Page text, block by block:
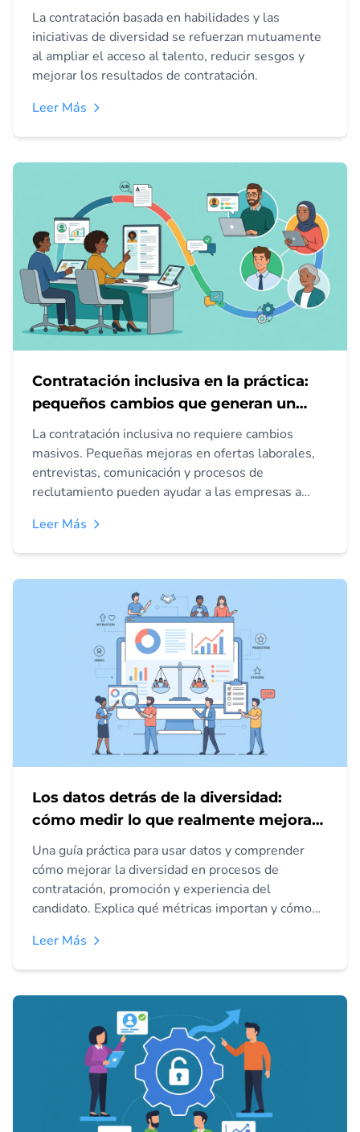
mejor juntas
La contratación basada en habilidades y las
iniciativas de diversidad se refuerzan mutuamente
al ampliar el acceso al talento, reducir sesgos y
mejorar los resultados de contratación.
Leer Más
Contratación inclusiva en la práctica:
pequeños cambios que generan un
gran impacto
La contratación inclusiva no requiere cambios
masivos. Pequeñas mejoras en ofertas laborales,
entrevistas, comunicación y procesos de
reclutamiento pueden ayudar a las empresas a
experiencia del candidato.
Leer Más
Los datos detrás de la diversidad:
cómo medir lo que realmente mejora
la representación
Una guía práctica para usar datos y comprender
cómo mejorar la diversidad en procesos de
contratación, promoción y experiencia del
candidato. Explica qué métricas importan y cómo
Leer Más